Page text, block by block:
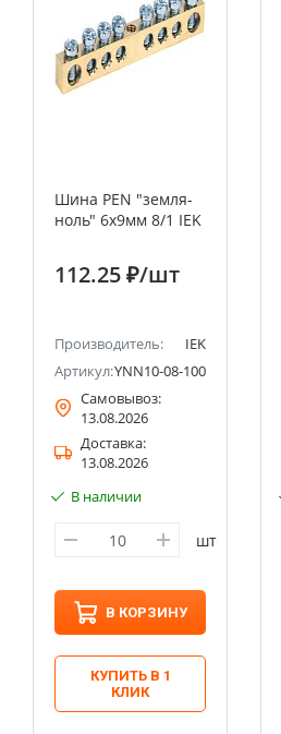
Шина PEN "земля-
ноль" 6х9мм 8/1 IEK
112.25 ₽/шт
Производитель:
IEK
Артикул:YNN10-08-100
Самовывоз:
13.08.2026
Доставка:
13.08.2026
В наличии
шт
В КОРЗИНУ
КУПИТЬ В 1
КЛИК